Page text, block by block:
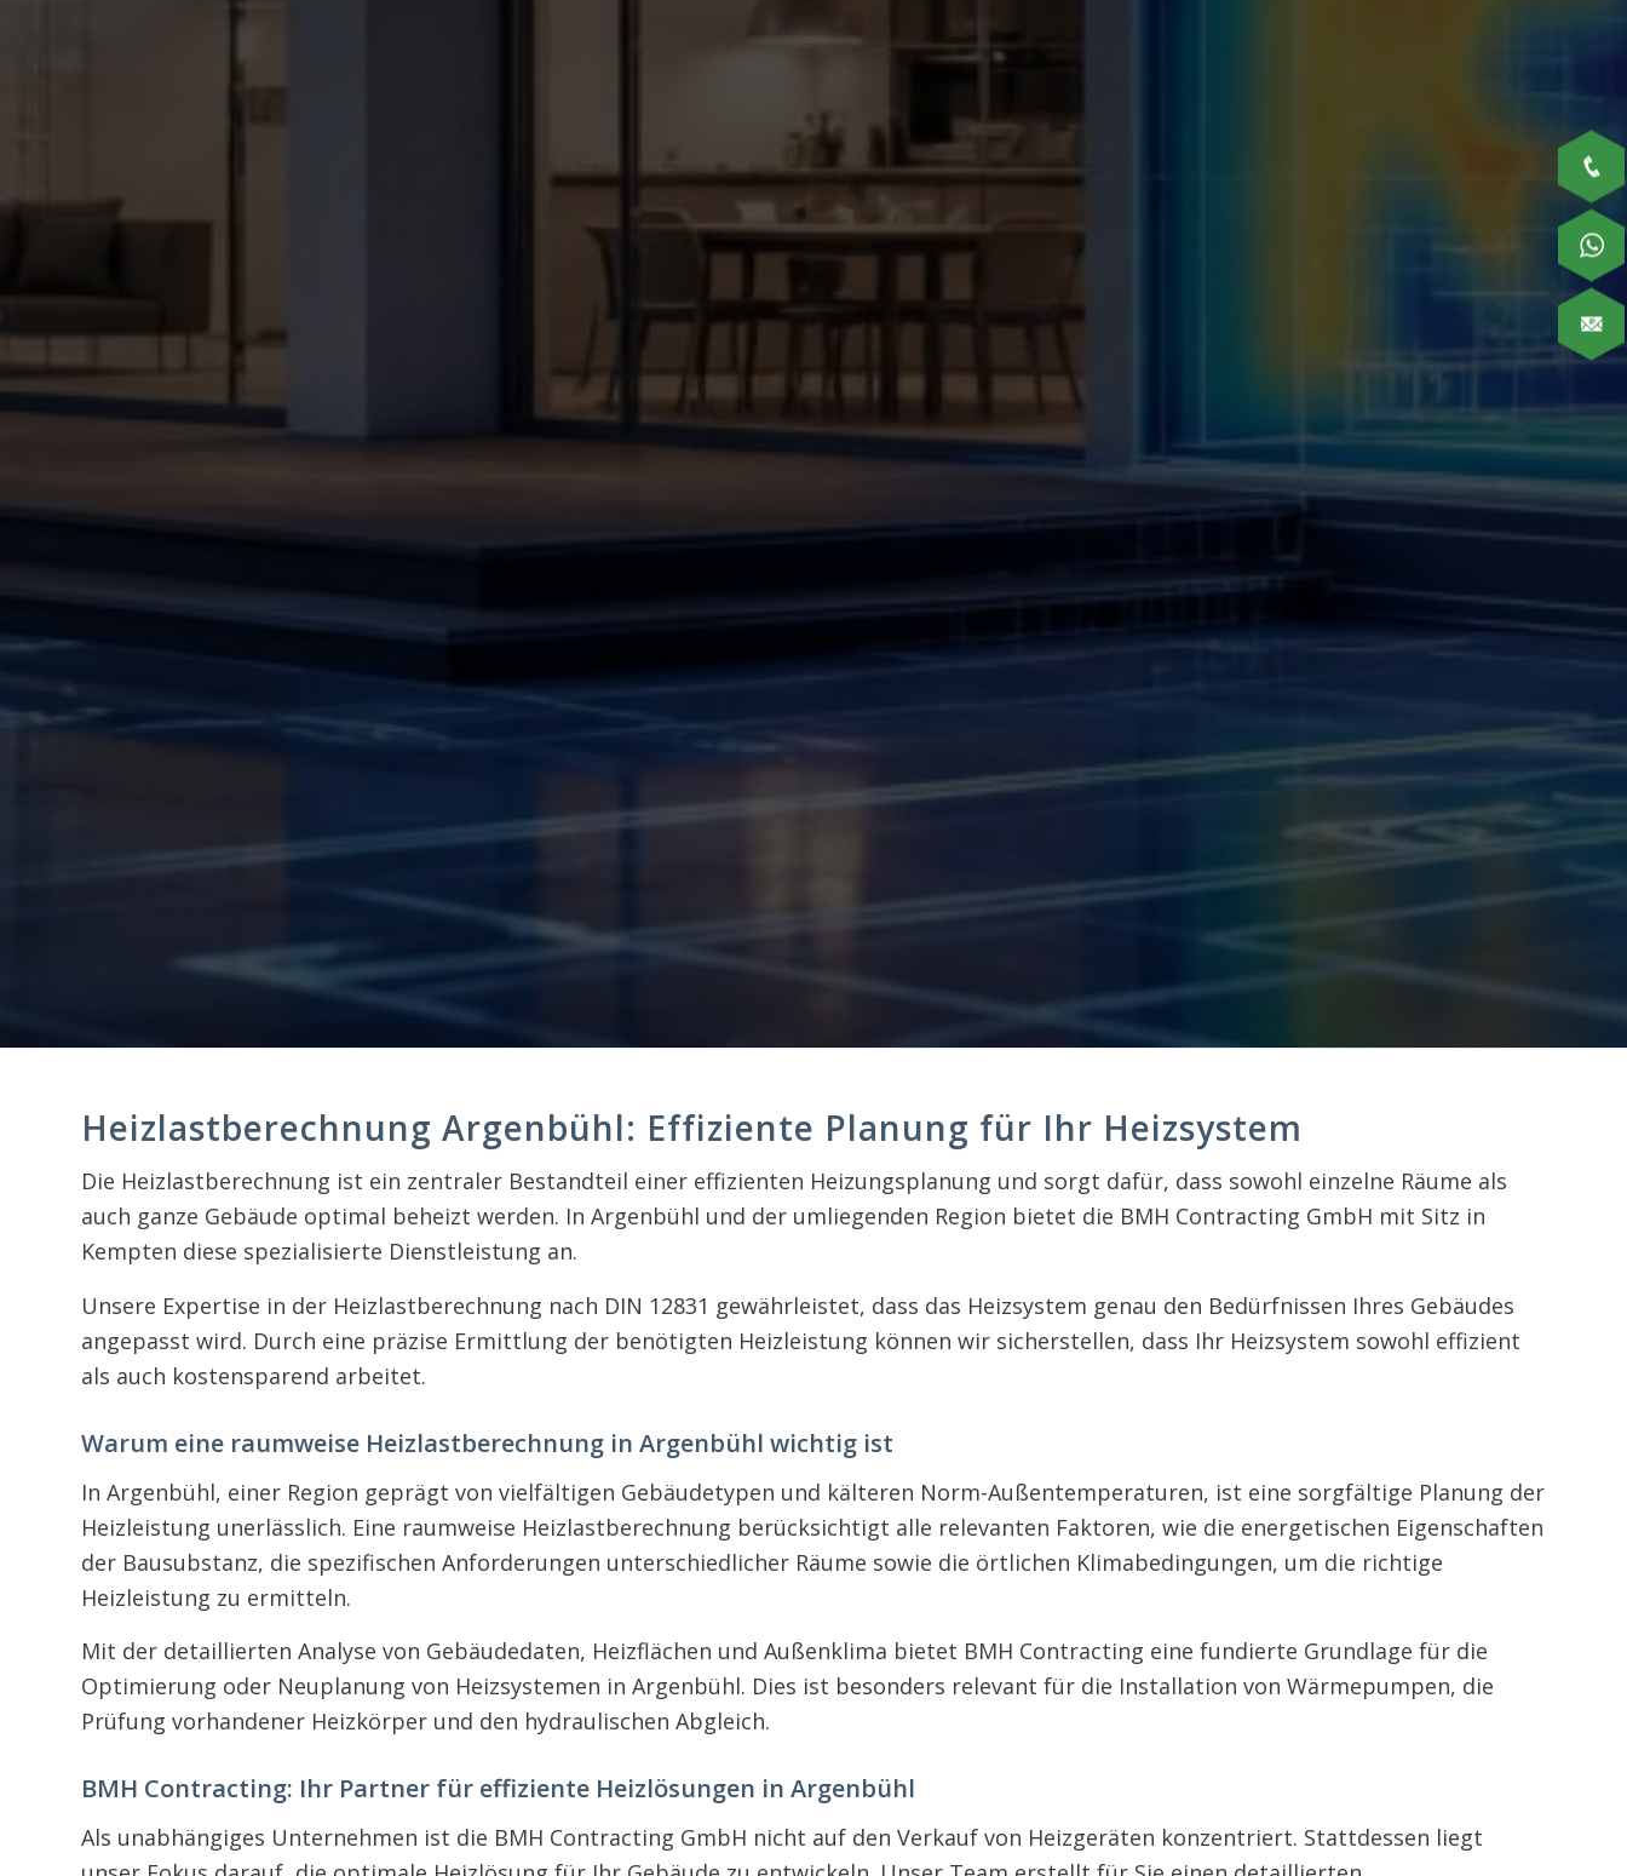
Heizlastberechnung Argenbühl: Effiziente Planung für Ihr Heizsystem
Die Heizlastberechnung ist ein zentraler Bestandteil einer effizienten Heizungsplanung und sorgt dafür, dass sowohl einzelne Räume als
auch ganze Gebäude optimal beheizt werden. In Argenbühl und der umliegenden Region bietet die BMH Contracting GmbH mit Sitz in
Kempten diese spezialisierte Dienstleistung an.
Unsere Expertise in der Heizlastberechnung nach DIN 12831 gewährleistet, dass das Heizsystem genau den Bedürfnissen Ihres Gebäudes
angepasst wird. Durch eine präzise Ermittlung der benötigten Heizleistung können wir sicherstellen, dass Ihr Heizsystem sowohl effizient
als auch kostensparend arbeitet.
Warum eine raumweise Heizlastberechnung in Argenbühl wichtig ist
In Argenbühl, einer Region geprägt von vielfältigen Gebäudetypen und kälteren Norm-Außentemperaturen, ist eine sorgfältige Planung der
Heizleistung unerlässlich. Eine raumweise Heizlastberechnung berücksichtigt alle relevanten Faktoren, wie die energetischen Eigenschaften
der Bausubstanz, die spezifischen Anforderungen unterschiedlicher Räume sowie die örtlichen Klimabedingungen, um die richtige
Heizleistung zu ermitteln.
Mit der detaillierten Analyse von Gebäudedaten, Heizflächen und Außenklima bietet BMH Contracting eine fundierte Grundlage für die
Optimierung oder Neuplanung von Heizsystemen in Argenbühl. Dies ist besonders relevant für die Installation von Wärmepumpen, die
Prüfung vorhandener Heizkörper und den hydraulischen Abgleich.
BMH Contracting: Ihr Partner für effiziente Heizlösungen in Argenbühl
Als unabhängiges Unternehmen ist die BMH Contracting GmbH nicht auf den Verkauf von Heizgeräten konzentriert. Stattdessen liegt